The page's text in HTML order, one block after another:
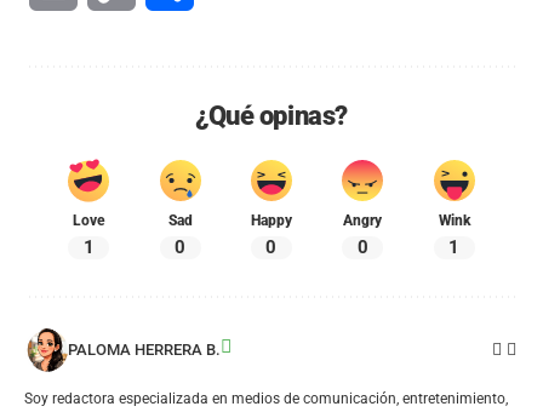
¿Qué opinas?
Love
1
Sad
0
Happy
0
Angry
0
Wink
1
PALOMA HERRERA B.
Soy redactora especializada en medios de comunicación, entretenimiento,